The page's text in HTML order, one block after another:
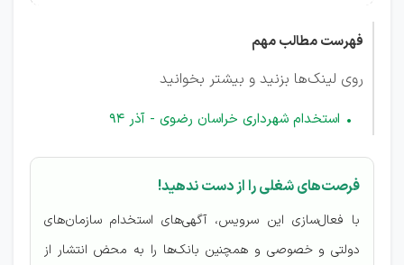
فهرست مطالب مهم
روی لینک‌ها بزنید و بیشتر بخوانید
استخدام شهرداری خراسان رضوی - آذر 94
فرصت‌های شغلی را از دست ندهید!
با فعال‌سازی این سرویس، آگهی‌های استخدام سازمان‌های
دولتی و خصوصی و همچنین بانک‌ها را به محض انتشار از